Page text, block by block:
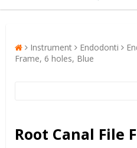
Instrument Endodonti
Frame, 6 holes, Blue
Root Canal File